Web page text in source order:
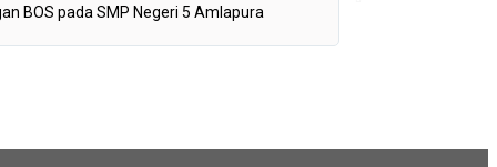
BOS pada SMP Negeri 5 Amlapura